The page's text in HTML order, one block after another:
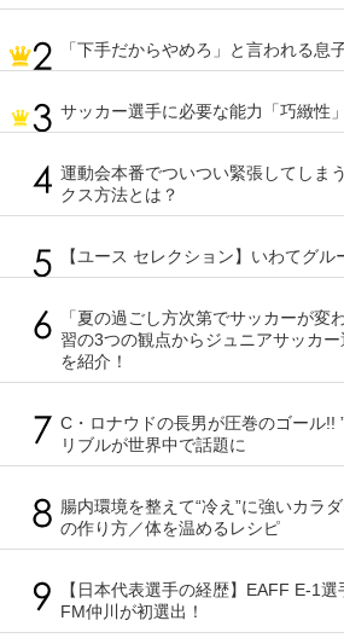
「下手だからやめろ」と言われる息
サッカー選手に必要な能力「巧緻性
運動会本番でついつい緊張してしま
クス方法とは？
【ユース セレクション】いわてグル
「夏の過ごし方次第でサッカーが変
習の3つの観点からジュニアサッカ
を紹介！
C・ロナウドの長男が圧巻のゴール!!
リブルが世界中で話題に
腸内環境を整えて“冷え”に強いカラ
の作り方／体を温めるレシピ
【日本代表選手の経歴】EAFF E-1
FM仲川が初選出！